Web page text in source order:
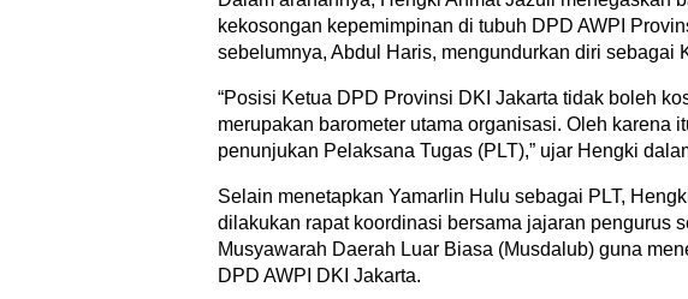
kekosongan kepemimpinan di tubuh DPD AWPI
sebelumnya, Abdul Haris, mengundurkan diri sebagai
“Posisi Ketua DPD Provinsi DKI Jakarta tidak boleh
merupakan barometer utama organisasi. Oleh karena
penunjukan Pelaksana Tugas (PLT),” ujar Hengki
Selain menetapkan Yamarlin Hulu sebagai PLT,
dilakukan rapat koordinasi bersama jajaran pengurus
Musyawarah Daerah Luar Biasa (Musdalub) guna
DPD AWPI DKI Jakarta.